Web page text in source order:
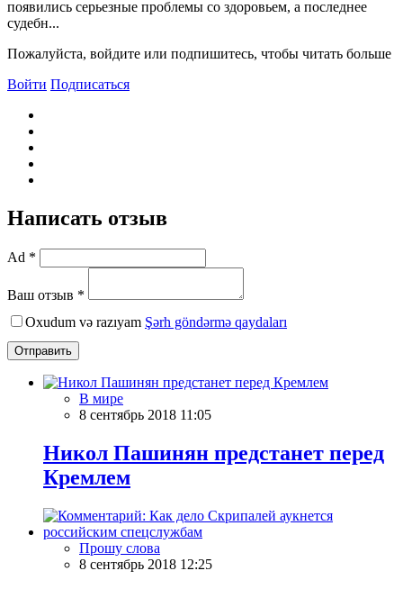
появились серьезные проблемы со здоровьем, а последнее
судебн...
Пожалуйста, войдите или подпишитесь, чтобы читать больше
Войти Подписаться
Написать отзыв
Ad *
Ваш отзыв *
Oxudum və razıyam Şərh göndərmə qaydaları
Отправить
В мире
8 сентябрь 2018 11:05
Никол Пашинян предстанет перед
Кремлем
Прошу слова
8 сентябрь 2018 12:25